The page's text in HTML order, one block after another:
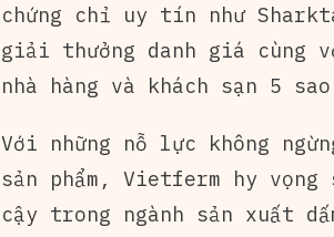
chứng chỉ uy tín như
giải thưởng danh giá cùng
nhà hàng và khách sạn 5
Với những nỗ lực không
sản phẩm, Vietferm hy
cậy trong ngành sản xuất